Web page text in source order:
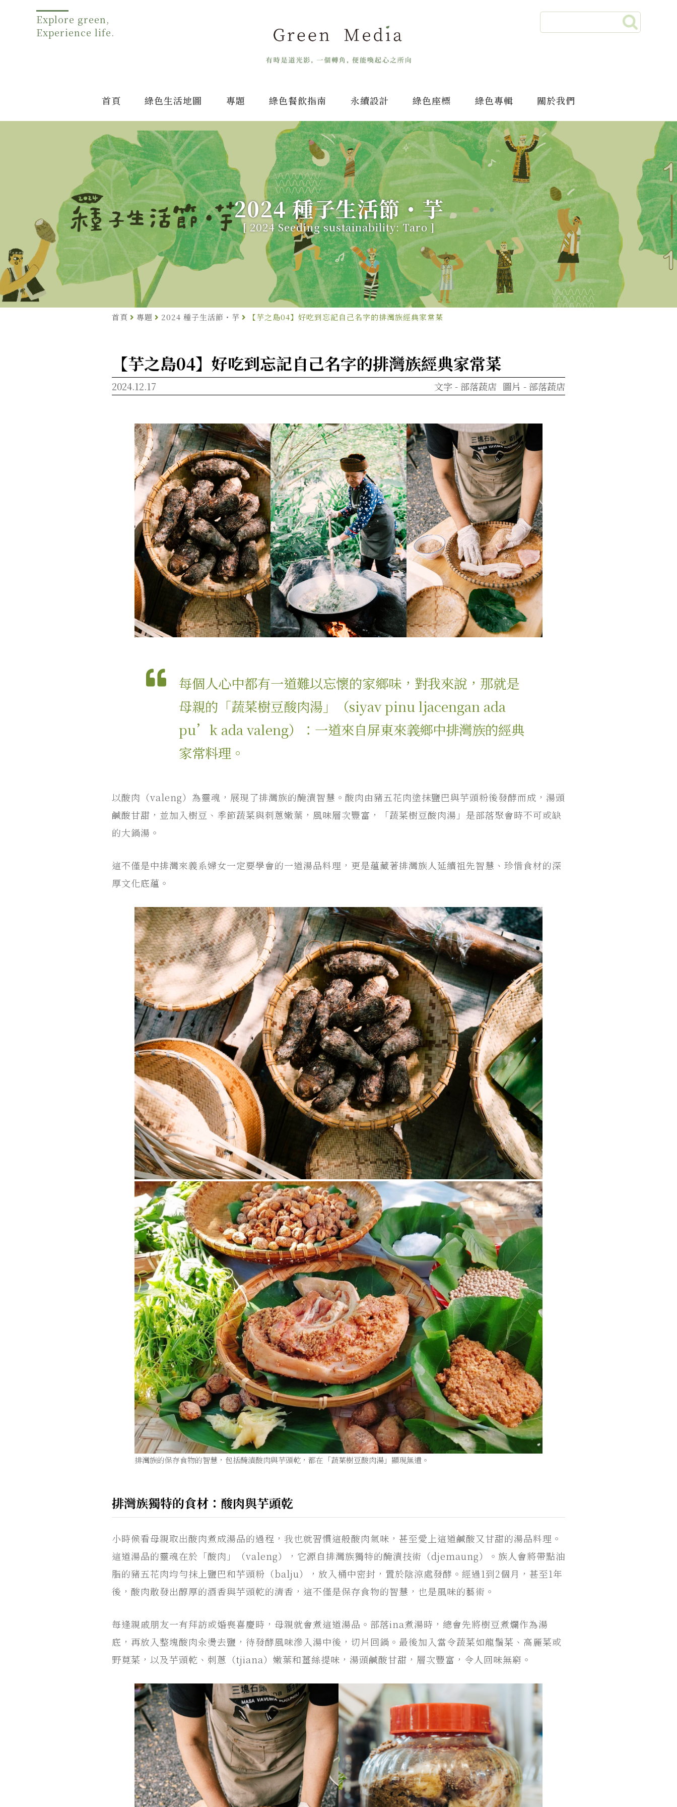
Explore green,
Experience life.
首頁 綠色生活地圖 專題 綠色餐飲指南 永續設計 綠色座標 綠色專輯 關於我們
2024 種子生活節・芋
[ 2024 Seeding sustainability: Taro ]
首頁 專題 2024 種子生活節・芋 【芋之島04】好吃到忘記自己名字的排灣族經典家常菜
【芋之島04】好吃到忘記自己名字的排灣族經典家常菜
2024.12.17 圖片 - 部落蔬店
文字 - 部落蔬店
每個人心中都有一道難以忘懷的家鄉味，對我來說，那就是
母親的「蔬菜樹豆酸肉湯」（siyav pinu ljacengan ada
pu’k ada valeng）：一道來自屏東來義鄉中排灣族的經典
家常料理。
以酸肉（valeng）為靈魂，展現了排灣族的醃漬智慧。酸肉由豬五花肉塗抹鹽巴與芋頭粉後發酵而成，湯頭
鹹酸甘甜，並加入樹豆、季節蔬菜與刺蔥嫩葉，風味層次豐富，「蔬菜樹豆酸肉湯」是部落聚會時不可或缺
的大鍋湯。
這不僅是中排灣來義系婦女一定要學會的一道湯品料理，更是蘊藏著排灣族人延續祖先智慧、珍惜食材的深
厚文化底蘊。
排灣族的保存食物的智慧，包括醃漬酸肉與芋頭乾，都在「蔬菜樹豆酸肉湯」顯現無遺。
排灣族獨特的食材：酸肉與芋頭乾
小時候看母親取出酸肉煮成湯品的過程，我也就習慣這般酸肉氣味，甚至愛上這道鹹酸又甘甜的湯品料理。
這道湯品的靈魂在於「酸肉」（valeng），它源自排灣族獨特的醃漬技術（djemaung）。族人會將帶點油
脂的豬五花肉均勻抹上鹽巴和芋頭粉（balju），放入桶中密封，置於陰涼處發酵。經過1到2個月，甚至1年
後，酸肉散發出醇厚的酒香與芋頭乾的清香，這不僅是保存食物的智慧，也是風味的藝術。
每逢親戚朋友一有拜訪或婚喪喜慶時，母親就會煮這道湯品。部落ina煮湯時，總會先將樹豆煮爛作為湯
底，再放入整塊酸肉汆燙去鹽，待發酵風味滲入湯中後，切片回鍋。最後加入當令蔬菜如龍鬚菜、高麗菜或
野莧菜，以及芋頭乾、刺蔥（tjiana）嫩葉和薑絲提味，湯頭鹹酸甘甜，層次豐富，令人回味無窮。